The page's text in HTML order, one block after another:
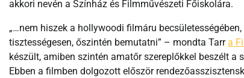
akkori nevén a Színház és Filmművészeti Főiskolára.
„…nem hiszek a hollywoodi filmáru
tisztességesen, őszintén bemutatni” – mondta Tarr a
készült, amiben szintén amatőr szereplőkkel beszélt
Ebben a filmben dolgozott először